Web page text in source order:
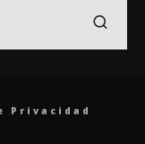
Privacidad